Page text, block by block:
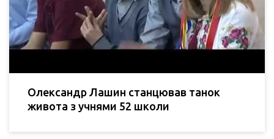
Олександр Лашин станцював танок
живота з учнями 52 школи